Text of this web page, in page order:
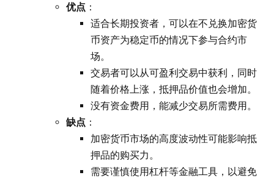
优点 ：
适合长期投资者，可以在不兑换加密货
币资产为稳定币的情况下参与合约市
场。
交易者可以从可盈利交易中获利，同时
随着价格上涨，抵押品价值也会增加。
没有资金费用，能减少交易所需费用。
缺点 ：
加密货币市场的高度波动性可能影响抵
押品的购买力。
需要谨慎使用杠杆等金融工具，以避免